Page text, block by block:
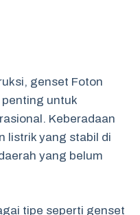
genset Foton
untuk
Keberadaan
listrik yang stabil di
yang belum
tipe seperti genset